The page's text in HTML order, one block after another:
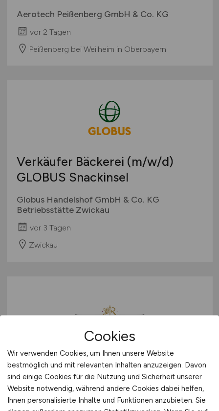
Aerotech Peißenberg GmbH & Co. KG
vor 2 Tagen
Peißenberg bei Weilheim in Oberbayern
Verkäufer Bäckerei (m/w/d)
GLOBUS Snackinsel
Globus Handelshof GmbH & Co. KG
Betriebsstätte Zwickau
vor 3 Tagen
Zwickau
Gabelstaplerfahrer für 4 -Fach-
Stapler(m/w/d)
Radeberger Gruppe KG
Cookies
Wir verwenden Cookies, um Ihnen unsere Website
bestmöglich und mit relevanten Inhalten anzuzeigen. Davon
sind einige Cookies für die Nutzung und Sicherheit unserer
Website notwendig, während andere Cookies dabei helfen,
Ihnen personalisierte Inhalte und Funktionen anzubieten. Sie